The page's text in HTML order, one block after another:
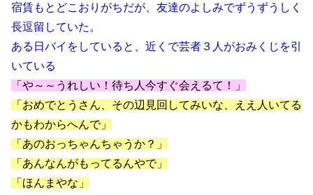
宿賃もとどこおりがちだが、友達のよしみでずうずうしく
長逗留していた。
ある日バイをしていると、近くで芸者３人がおみくじを引
いている
「や～～うれしい！待ち人今すぐ会えるて！」
「おめでとうさん、その辺見回してみいな、ええ人いてる
かもわからへんで」
「あのおっちゃんちゃうか？」
「あんなんがもってるんやで」
「ほんまやな」